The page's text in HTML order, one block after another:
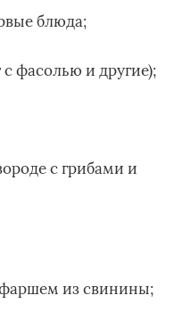
блюда;
с фасолью и другие);
с грибами и
из свинины;